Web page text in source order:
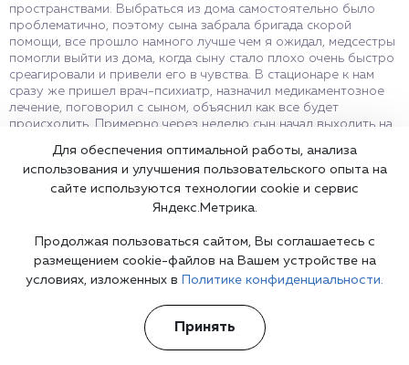
пространствами. Выбраться из дома самостоятельно было
проблематично, поэтому сына забрала бригада скорой
помощи, все прошло намного лучше чем я ожидал, медсестры
помогли выйти из дома, когда сыну стало плохо очень быстро
среагировали и привели его в чувства. В стационаре к нам
сразу же пришел врач-психиатр, назначил медикаментозное
лечение, поговорил с сыном, объяснил как все будет
происходить. Примерно через неделю сын начал выходить на
клиники, и так постепенно мы справились с проблемой.
Конечно, сейчас есть регулярные осмотры и сеансы
психотерапии, но в основном все стабильно. Хочу
поблагодарить психиатрическую больницу за
отношение к пациентам. Всего вам наилучшего, удачи и
Ответ представителя клиники
Для обеспечения оптимальной работы, анализа
использования и улучшения пользовательского опыта на
сайте используются технологии cookie и сервис
Яндекс.Метрика.
Продолжая пользоваться сайтом, Вы соглашаетесь с
размещением cookie-файлов на Вашем устройстве на
условиях, изложенных в
Политике конфиденциальности.
Принять